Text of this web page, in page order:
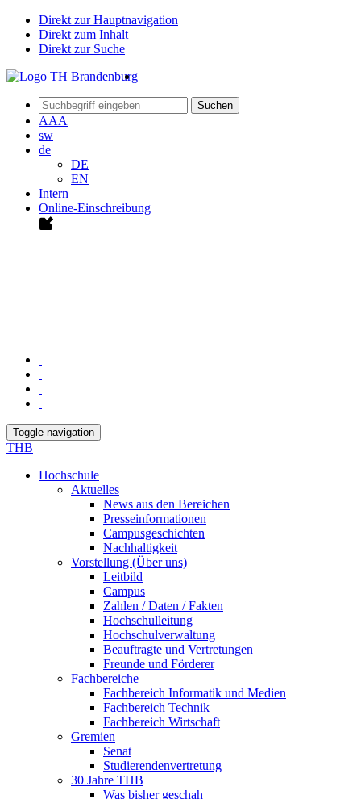
Direkt zur Hauptnavigation
Direkt zum Inhalt
Direkt zur Suche
Suchen
AAA
sw
de
DE
EN
Intern
Online-Einschreibung
Toggle navigation
THB
Hochschule
Aktuelles
News aus den Bereichen
Presseinformationen
Campusgeschichten
Nachhaltigkeit
Vorstellung (Über uns)
Leitbild
Campus
Zahlen / Daten / Fakten
Hochschulleitung
Hochschulverwaltung
Beauftragte und Vertretungen
Freunde und Förderer
Fachbereiche
Fachbereich Informatik und Medien
Fachbereich Technik
Fachbereich Wirtschaft
Gremien
Senat
Studierendenvertretung
30 Jahre THB
Was bisher geschah